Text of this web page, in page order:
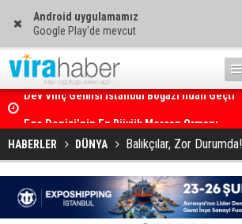
Android uygulamamız
Google Play'de mevcut
HABERLER DÜNYA Balıkçılar, Zor Durumda!